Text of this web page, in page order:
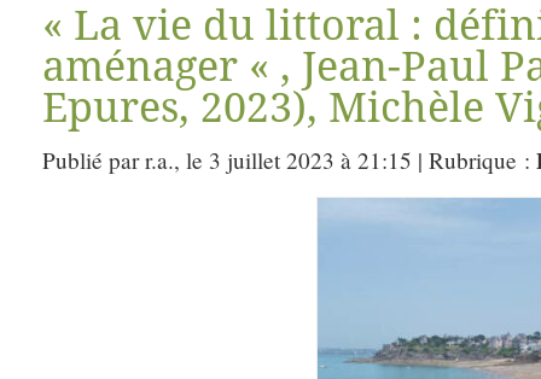
« La vie du littoral :
aménager « , Jean-Paul
Epures, 2023), Michèle
Publié par r.a., le 3 juillet 2023 à 21:15 | Rubrique :